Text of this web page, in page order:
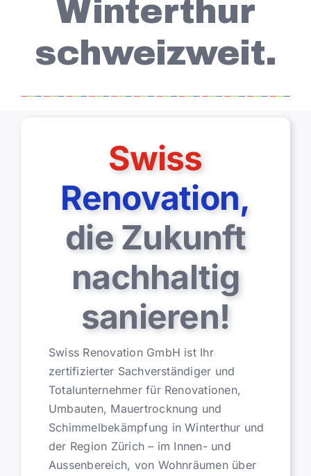
Analyse
Referenzen
Über uns
Winterthur
schweizweit.
Swiss
Renovation,
die Zukunft
nachhaltig
sanieren!
Swiss Renovation GmbH ist Ihr
zertifizierter Sachverständiger und
Totalunternehmer für Renovationen,
Umbauten, Mauertrocknung und
Schimmelbekämpfung in Winterthur und
der Region Zürich – im Innen- und
Aussenbereich, von Wohnräumen über